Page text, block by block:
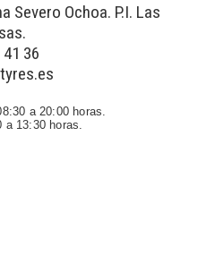
Severo Ochoa. P.I. Las
36
a 20:00 horas.
a 13:30 horas.